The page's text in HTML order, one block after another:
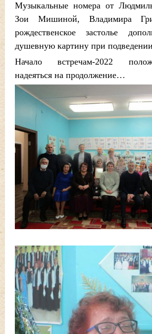
Музыкальные номера от
Зои Мишиной, Владимира
рождественское застолье
душевную картину при
Начало встречам-2022
надеяться на продолжение…